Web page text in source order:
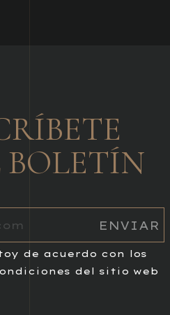
BOLETÍN
de acuerdo con los
del sitio web